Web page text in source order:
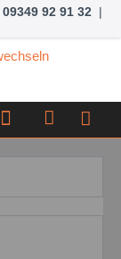
09349 92 91 32 |